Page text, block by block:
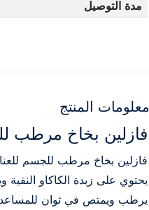
مدة التوصيل
معلومات المنتج
فازلين بخاخ مرطب
فازلين بخاخ مرطب للجسم
يحتوي على زبدة الكاكاو
يرطب ويمتص في ثوان